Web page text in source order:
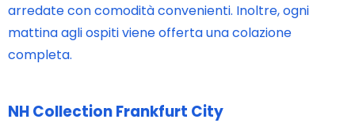
arredate con comodità convenienti. Inoltre, ogni
mattina agli ospiti viene offerta una colazione
completa.
NH Collection Frankfurt City